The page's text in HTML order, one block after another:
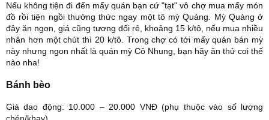
Nếu không tiện đi đến mấy quán bạn cứ "tạt" vô chợ mua mấy món
đồ rồi tiện ngồi thưởng thức ngay một tô mỳ Quảng. Mỳ Quảng ở
đây ăn ngon, giá cũng tương đối rẻ, khoảng 15 k/tô, nếu mua nhiều
nhân hơn một chút thì 20 k/tô. Trong chợ có tới mấy quán bán mỳ
này nhưng ngon nhất là quán mỳ Cô Nhung, bạn hãy ăn thử coi thế
nào nha!
Bánh bèo
Giá dao động: 10.000 – 20.000 VNĐ (phụ thuộc vào số lượng